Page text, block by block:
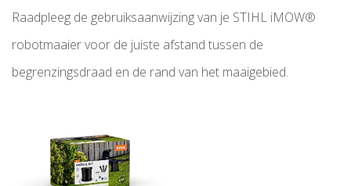
Raadpleeg de gebruiksaanwijzing van je STIHL iMOW®
robotmaaier voor de juiste afstand tussen de
begrenzingsdraad en de rand van het maaigebied.